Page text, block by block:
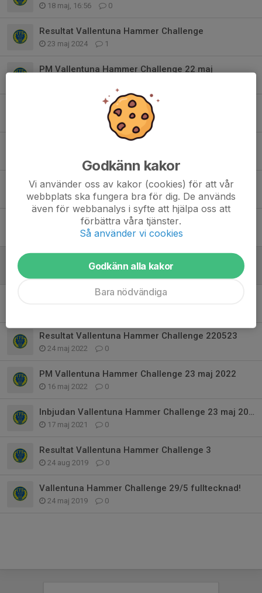
18 maj, 16:56 0
Resultat Vallentuna Hammer Challenge
23 maj 2024 1
PM Vallentuna Hammer Challenge 22 maj
Vallentuna Hammer Challenge fulltecknad!
Resultat Vallentuna Hammer Challenge 24 maj
25 maj 2023 1
PM Vallentuna Hammer Challenge 24 maj
20 maj 2023 0
Vallentuna Hammer Challenge 24 maj fulltecknad
0
Resultat Vallentuna Hammer Challenge 220523
24 maj 2022 0
PM Vallentuna Hammer Challenge 23 maj 2022
16 maj 2022 0
Inbjudan Vallentuna Hammer Challenge 23 maj 2022
17 maj 2021 0
Resultat Vallentuna Hammer Challenge 3
24 aug 2019 0
Vallentuna Hammer Challenge 29/5 fulltecknad!
24 maj 2019 0
Godkänn kakor
Vi använder oss av kakor (cookies) för att vår
webbplats ska fungera bra för dig. De används
även för webbanalys i syfte att hjälpa oss att
förbättra våra tjänster.
Så använder vi cookies
Godkänn alla kakor
Bara nödvändiga